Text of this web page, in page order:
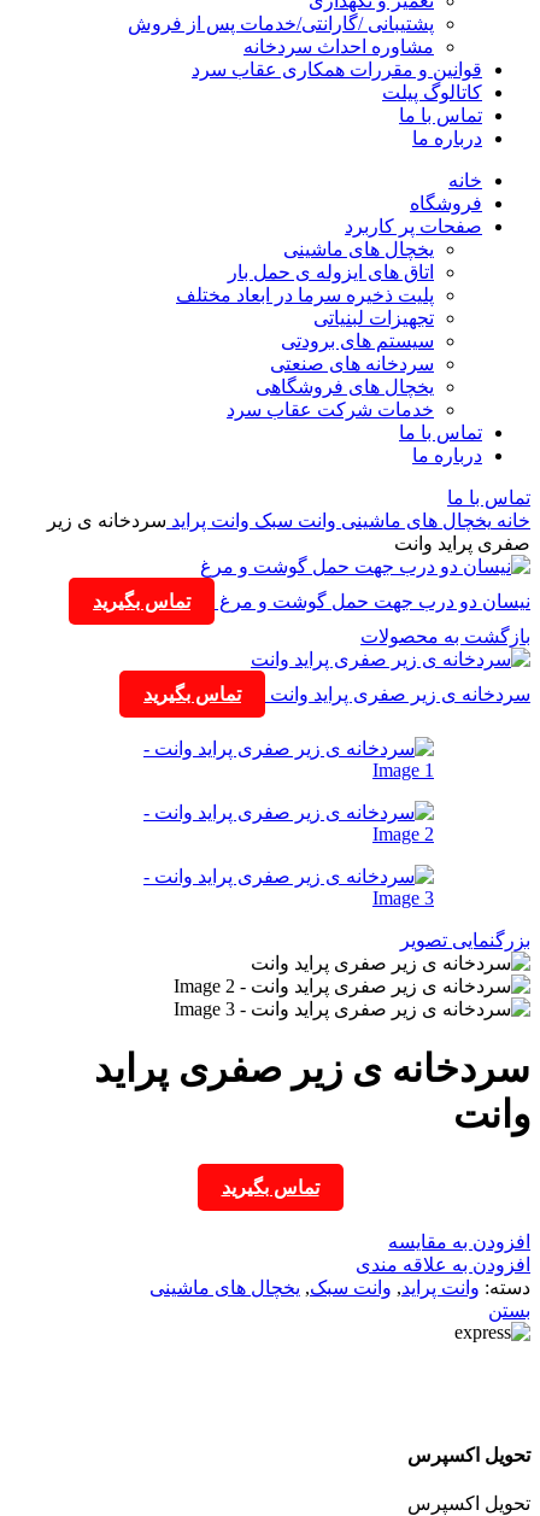
پشتیبانی /گارانتی/خدمات پس از فروش
مشاوره احداث سردخانه
قوانین و مقررات همکاری عقاب سرد
کاتالوگ پیلت
تماس با ما
درباره ما
خانه
فروشگاه
صفحات پر کاربرد
یخچال های ماشینی
اتاق های ایزوله ی حمل بار
پلیت ذخیره سرما در ابعاد مختلف
تجهیزات لبنیاتی
سیستم های برودتی
سردخانه های صنعتی
یخچال های فروشگاهی
خدمات شرکت عقاب سرد
تماس با ما
درباره ما
تماس با ما
خانه یخچال های ماشینی وانت سبک وانت پراید سردخانه ی زیر
صفری پراید وانت
نیسان دو درب جهت حمل گوشت و مرغ
تماس بگیرید
بازگشت به محصولات
سردخانه ی زیر صفری پراید وانت تماس بگیرید
بزرگنمایی تصویر
سردخانه ی زیر صفری پراید
وانت
تماس بگیرید
افزودن به مقایسه
افزودن به علاقه مندی
دسته: وانت پراید, وانت سبک, یخچال های ماشینی
بستن
تحویل اکسپرس
تحویل اکسپرس